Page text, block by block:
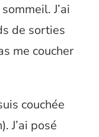
J’ai
de sorties
me coucher
couchée
J’ai posé